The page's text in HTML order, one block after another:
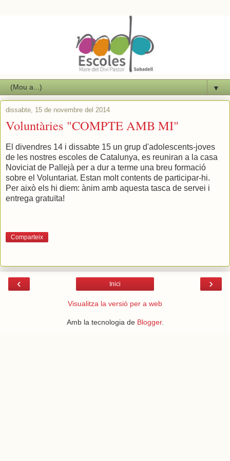
▼
dissabte, 15 de novembre del 2014
Voluntàries "COMPTE AMB MI"
El divendres 14 i dissabte 15 un grup d'adolescents-joves
de les nostres escoles de Catalunya, es reuniran a la casa
Noviciat de Pallejà per a dur a terme una breu formació
sobre el Voluntariat. Estan molt contents de participar-hi.
Per això els hi diem: ànim amb aquesta tasca de servei i
entrega gratuïta!
Comparteix
‹ ›
Inici
Visualitza la versió per a web
Amb la tecnologia de Blogger.